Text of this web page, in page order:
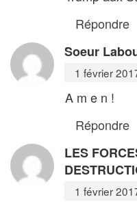
Répondre
Soeur
1 février
A m e n !
Répondre
LES
1 février